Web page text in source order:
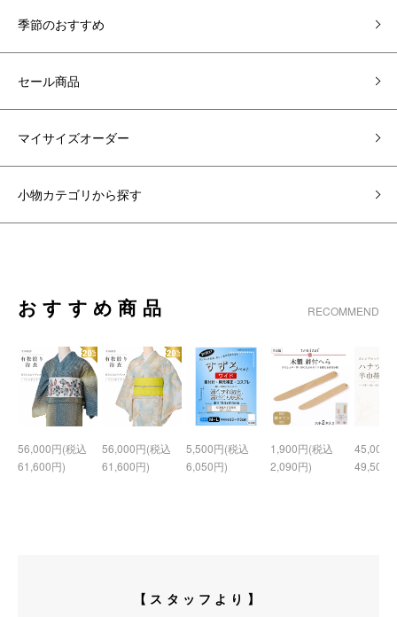
季節のおすすめ
セール商品
マイサイズオーダー
小物カテゴリから探す
おすすめ商品 RECOMMEND
56,000円(税込
61,600円)
56,000円(税込
61,600円)
5,500円(税込
6,050円)
1,900円(税込
2,090円)
45,000
49,500
【スタッフより】